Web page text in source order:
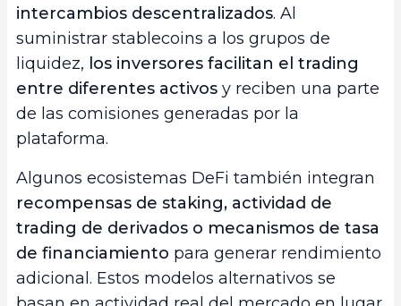
intercambios descentralizados. Al
suministrar stablecoins a los grupos de
liquidez, los inversores facilitan el trading
entre diferentes activos y reciben una parte
de las comisiones generadas por la
plataforma.
Algunos ecosistemas DeFi también integran
recompensas de staking, actividad de
trading de derivados o mecanismos de tasa
de financiamiento para generar rendimiento
adicional. Estos modelos alternativos se